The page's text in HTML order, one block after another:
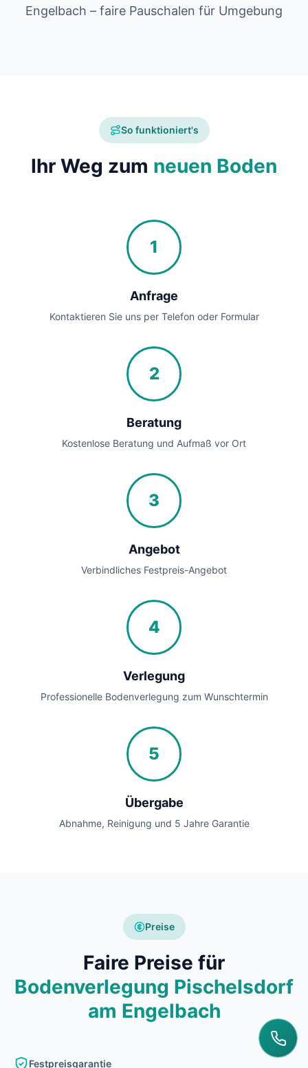
Engelbach – faire Pauschalen für Umgebung
So funktioniert's
Ihr Weg zum neuen Boden
1
Anfrage
Kontaktieren Sie uns per Telefon oder Formular
2
Beratung
Kostenlose Beratung und Aufmaß vor Ort
3
Angebot
Verbindliches Festpreis-Angebot
4
Verlegung
Professionelle Bodenverlegung zum Wunschtermin
5
Übergabe
Abnahme, Reinigung und 5 Jahre Garantie
Preise
Faire Preise für
Bodenverlegung Pischelsdorf
am Engelbach
Festpreisgarantie